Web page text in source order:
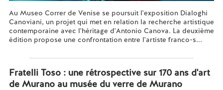
Au Museo Correr de Venise se poursuit l'exposition Dialoghi
Canoviani, un projet qui met en relation la recherche artistique
contemporaine avec l'héritage d'Antonio Canova. La deuxième
édition propose une confrontation entre l'artiste franco-s...
Fratelli Toso : une rétrospective sur 170 ans d'art
de Murano au musée du verre de Murano